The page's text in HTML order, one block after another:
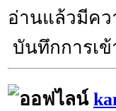
อ่านแล้วมีค
บันทึกการเข้